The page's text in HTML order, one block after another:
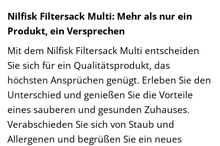
Nilfisk Filtersack Multi: Mehr als nur ein
Produkt, ein Versprechen
Mit dem Nilfisk Filtersack Multi entscheiden
Sie sich für ein Qualitätsprodukt, das
höchsten Ansprüchen genügt. Erleben Sie den
Unterschied und genießen Sie die Vorteile
eines sauberen und gesunden Zuhauses.
Verabschieden Sie sich von Staub und
Allergenen und begrüßen Sie ein neues